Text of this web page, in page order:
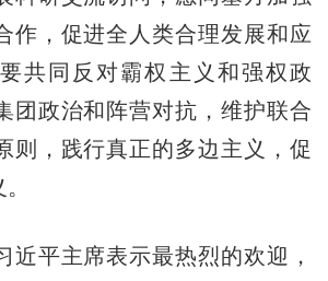
作，促进全人类合理发展和应
共同反对霸权主义和强权政
团政治和阵营对抗，维护联合
则，践行真正的多边主义，促
平主席表示最热烈的欢迎，